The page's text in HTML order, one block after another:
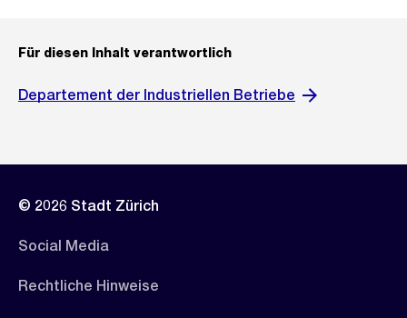
Für diesen Inhalt verantwortlich
Departement der Industriellen Betriebe
© 2026 Stadt Zürich
Social Media
Rechtliche Hinweise